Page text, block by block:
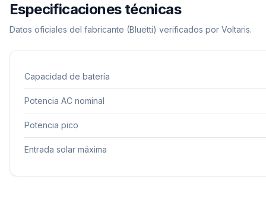
Especificaciones técnicas
Datos oficiales del fabricante (Bluetti) verificados por Voltaris.
Capacidad de batería
Potencia AC nominal
Potencia pico
Entrada solar máxima